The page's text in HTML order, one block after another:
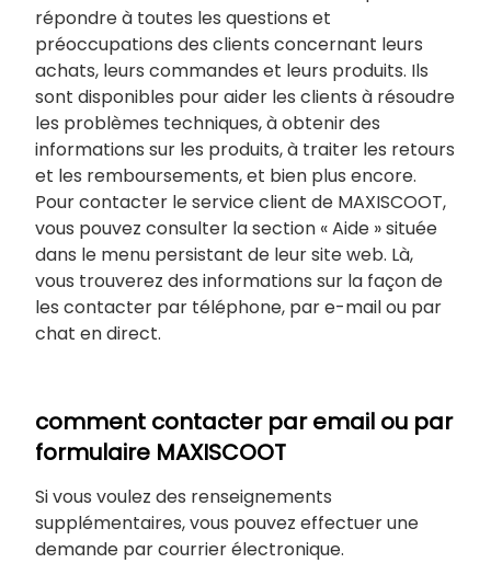
répondre à toutes les questions et
préoccupations des clients concernant leurs
achats, leurs commandes et leurs produits. Ils
sont disponibles pour aider les clients à résoudre
les problèmes techniques, à obtenir des
informations sur les produits, à traiter les retours
et les remboursements, et bien plus encore.
Pour contacter le service client de MAXISCOOT,
vous pouvez consulter la section « Aide » située
dans le menu persistant de leur site web. Là,
vous trouverez des informations sur la façon de
les contacter par téléphone, par e-mail ou par
chat en direct.
comment contacter par email ou par
formulaire MAXISCOOT
Si vous voulez des renseignements
supplémentaires, vous pouvez effectuer une
demande par courrier électronique.